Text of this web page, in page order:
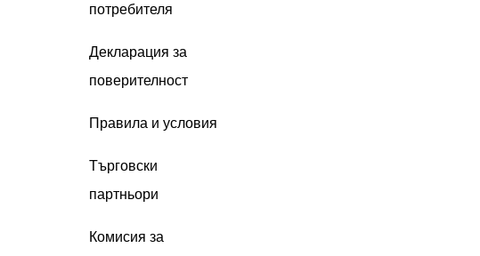
потребителя
Декларация за
поверителност
Правила и условия
Търговски
партньори
Комисия за